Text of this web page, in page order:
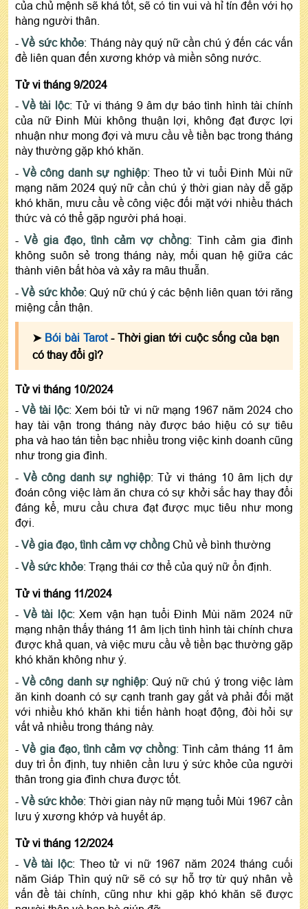
của chủ mệnh sẽ khá tốt, sẽ có tin vui và hỉ tín đến với họ
hàng người thân.
-Về sức khỏe: Tháng này quý nữ cần chú ý đến các vấn
đề liên quan đến xương khớp và miền sông nước.
Tử vi tháng 9/2024
-Về tài lộc: Tử vi tháng 9 âm dự báo tình hình tài chính
của nữ Đinh Mùi không thuận lợi, không đạt được lợi
nhuận như mong đợi và mưu cầu về tiền bạc trong tháng
này thường gặp khó khăn.
- Về công danh sự nghiệp: Theo tử vi tuổi Đinh Mùi nữ
mạng năm 2024 quý nữ cần chú ý thời gian này dễ gặp
khó khăn, mưu cầu về công việc đối mặt với nhiều thách
thức và có thể gặp người phá hoại.
- Về gia đạo, tình cảm vợ chồng: Tình cảm gia đình
không suôn sẻ trong tháng này, mối quan hệ giữa các
thành viên bất hòa và xảy ra mâu thuẫn.
-Về sức khỏe: Quý nữ chú ý các bệnh liên quan tới răng
miệng cẩn thận.
➤ Bói bài Tarot- Thời gian tới cuộc sống của bạn
có thay đổi gì?
Tử vi tháng 10/2024
-Về tài lộc: Xem bói tử vi nữ mạng 1967 năm 2024 cho
hay tài vận trong tháng này được báo hiệu có sự tiêu
pha và hao tán tiền bạc nhiều trong việc kinh doanh cũng
như trong gia đình.
- Về công danh sự nghiệp: Tử vi tháng 10 âm lịch dự
đoán công việc làm ăn chưa có sự khởi sắc hay thay đổi
đáng kể, mưu cầu chưa đạt được mục tiêu như mong
đợi.
- Về gia đạo, tình cảm vợ chồng Chủ về bình thường
- Về sức khỏe: Trạng thái cơ thể của quý nữ ổn định.
Tử vi tháng 11/2024
- Về tài lộc: Xem vận hạn tuổi Đinh Mùi năm 2024 nữ
mạng nhận thấy tháng 11 âm lịch tình hình tài chính chưa
được khả quan, và việc mưu cầu về tiền bạc thường gặp
khó khăn không như ý.
-Về công danh sự nghiệp: Quý nữ chú ý trong việc làm
ăn kinh doanh có sự cạnh tranh gay gắt và phải đối mặt
với nhiều khó khăn khi tiến hành hoạt động, đòi hỏi sự
vất vả nhiều trong tháng này.
-Về gia đạo, tình cảm vợ chồng: Tình cảm tháng 11 âm
duy trì ổn định, tuy nhiên cần lưu ý sức khỏe của người
thân trong gia đình chưa được tốt.
- Về sức khỏe: Thời gian này nữ mạng tuổi Mùi 1967 cần
lưu ý xương khớp và huyết áp.
Tử vi tháng 12/2024
- Về tài lộc: Theo tử vi nữ 1967 năm 2024 tháng cuối
năm Giáp Thìn quý nữ sẽ có sự hỗ trợ từ quý nhân về
vấn đề tài chính, cũng như khi gặp khó khăn sẽ được